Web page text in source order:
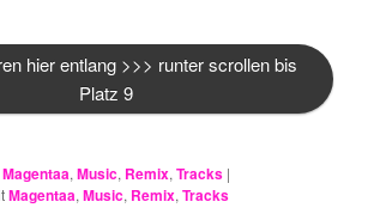
hier entlang >>> runter scrollen bis
Platz 9
Magentaa,Music, Remix,Tracks |
Magentaa,Music, Remix,Tracks